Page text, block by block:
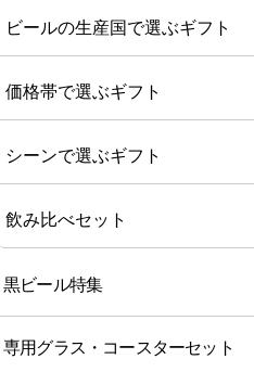
ビールの生産国で選ぶギフト
価格帯で選ぶギフト
シーンで選ぶギフト
飲み比べセット
黒ビール特集
専用グラス・コースターセット